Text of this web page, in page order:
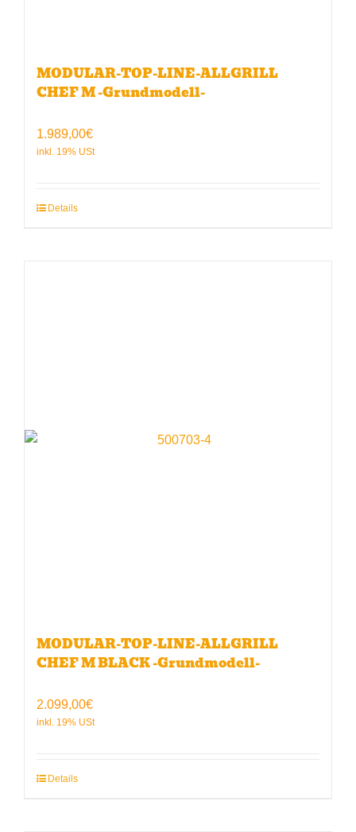
MODULAR-TOP-LINE-ALLGRILL
CHEF M -Grundmodell-
1.989,00€
Details
MODULAR-TOP-LINE-ALLGRILL
CHEF M BLACK -Grundmodell-
2.099,00€
Details